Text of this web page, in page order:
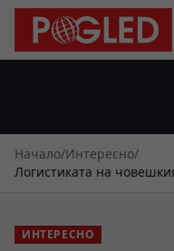
Начало/Интересно/
Логистиката на
ИНТЕРЕСНО